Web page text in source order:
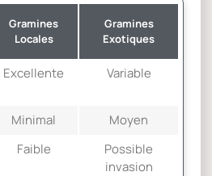
Gramines
Locales
Gramines
Exotiques
Excellente Variable
Minimal
Moyen
Faible
Possible
invasion